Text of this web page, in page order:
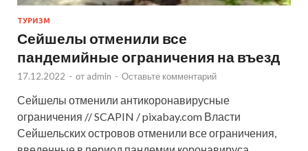
ТУРИЗМ
Сейшелы отменили все
пандемийные ограничения на въезд
17.12.2022 - от admin - Оставьте комментарий
Сейшелы отменили антикоронавирусные
ограничения // SCAPIN / pixabay.com Власти
Сейшельских островов отменили все ограничения,